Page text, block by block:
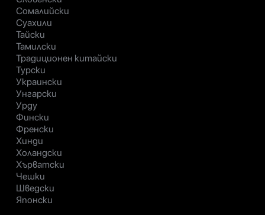
Сомалийски
Суахили
Тайски
Тамилски
Традиционен китайски
Турски
Украински
Унгарски
Урду
Фински
Френски
Хинди
Холандски
Хърватски
Чешки
Шведски
Японски